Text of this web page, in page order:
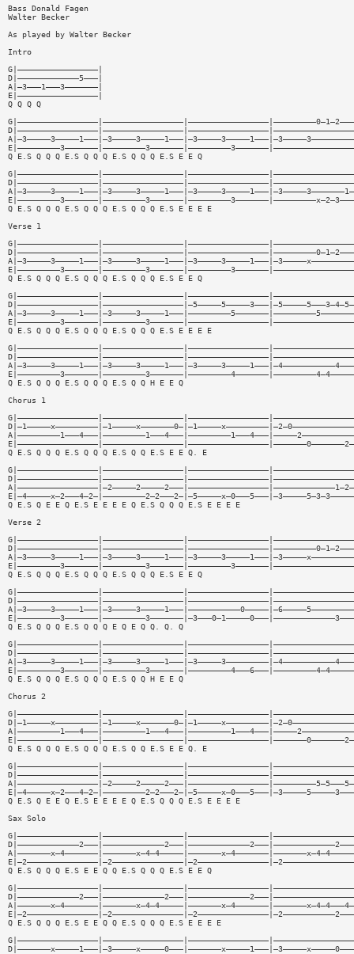
Bass Donald Fagen
Walter Becker
As played by Walter Becker
Intro
G|—————————————————|
D|—————————————5———|
A|—3———1———3———————|
E|—————————————————|
Q Q Q Q
Q E.S Q Q Q E.S Q Q Q E.S Q Q Q E.S E E Q
Q E.S Q Q Q E.S Q Q Q E.S Q Q Q E.S E E E E
Verse 1
Q E.S Q Q Q E.S Q Q Q E.S Q Q Q E.S E E Q
Q E.S Q Q Q E.S Q Q Q E.S Q Q Q E.S E E E E
Q E.S Q Q Q E.S Q Q Q E.S Q Q H E E Q
Chorus 1
Q E.S Q Q Q E.S Q Q Q E.S Q Q E.S E E Q. E
Q E.S Q E E Q E.S E E E E Q E.S Q Q Q E.S E E E E
Verse 2
Q E.S Q Q Q E.S Q Q Q E.S Q Q Q E.S E E Q
Q E.S Q Q Q E.S Q Q Q E Q E Q Q. Q. Q
Q E.S Q Q Q E.S Q Q Q E.S Q Q H E E Q
Chorus 2
Q E.S Q Q Q E.S Q Q Q E.S Q Q E.S E E Q. E
Q E.S Q E E Q E.S E E E E Q E.S Q Q Q E.S E E E E
Sax Solo
Q E.S Q Q Q E.S E E Q Q E.S Q Q Q E.S E E Q
Q E.S Q Q Q E.S E E Q Q E.S Q Q Q E.S E E E E